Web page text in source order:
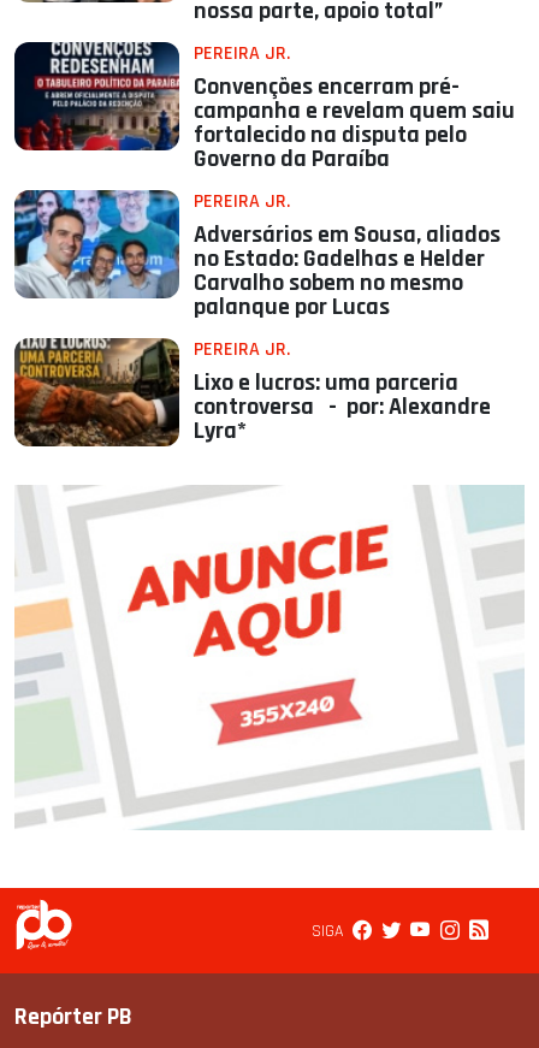
nossa parte, apoio total”
PEREIRA JR.
Convenções encerram pré-
campanha e revelam quem saiu
fortalecido na disputa pelo
Governo da Paraíba
PEREIRA JR.
Adversários em Sousa, aliados
no Estado: Gadelhas e Helder
Carvalho sobem no mesmo
palanque por Lucas
PEREIRA JR.
Lixo e lucros: uma parceria
controversa - por: Alexandre
Lyra*
SIGA
Repórter PB